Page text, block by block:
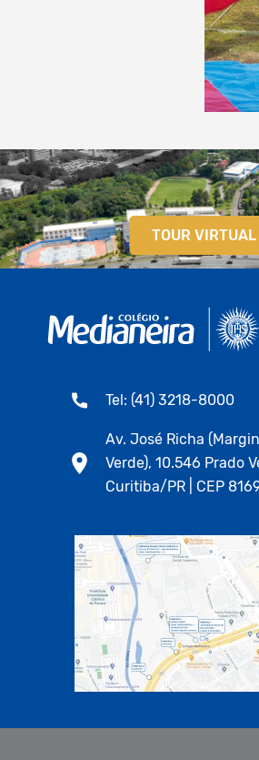
TOUR VIRTUAL
Tel: (41) 3218-8000
Av. José Richa
Verde), 10.546 Prado
Curitiba/PR | CEP